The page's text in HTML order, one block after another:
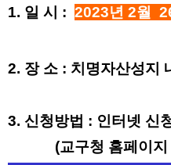
1. 일 시 : 2023년 2월
2. 장 소 : 치명자산성지
3. 신청방법 : 인터넷 신
(교구청 홈페이지